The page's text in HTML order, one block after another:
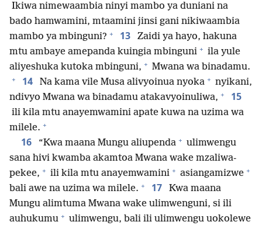
Ikiwa nimewaambia ninyi mambo ya duniani na
bado hamwamini, mtaamini jinsi gani nikiwaambia
mambo ya mbinguni? + 13
Zaidi ya hayo, hakuna
mtu ambaye amepanda kuingia mbinguni + ila yule
aliyeshuka kutoka mbinguni, + Mwana wa binadamu.
+ 14 Na kama vile Musa alivyoinua nyoka + nyikani,
ndivyo Mwana wa binadamu atakavyoinuliwa, + 15
ili kila mtu anayemwamini apate kuwa na uzima wa
milele. +
16 “Kwa maana Mungu aliupenda + ulimwengu
sana hivi kwamba akamtoa Mwana wake mzaliwa-
pekee, + ili kila mtu anayemwamini + asiangamizwe +
bali awe na uzima wa milele. + 17
Kwa maana
Mungu alimtuma Mwana wake ulimwenguni, si ili
auhukumu + ulimwengu, bali ili ulimwengu uokolewe